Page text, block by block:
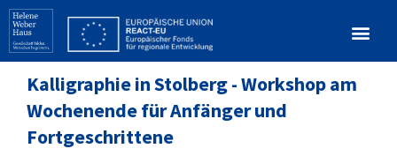
Kalligraphie in Stolberg - Workshop am
Wochenende für Anfänger und
Fortgeschrittene